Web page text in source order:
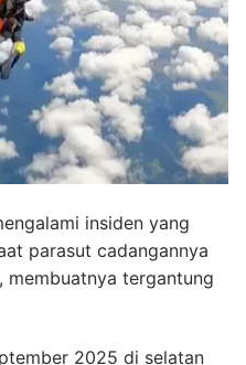
insiden yang
parasut cadangannya
tergantung
2025 di selatan